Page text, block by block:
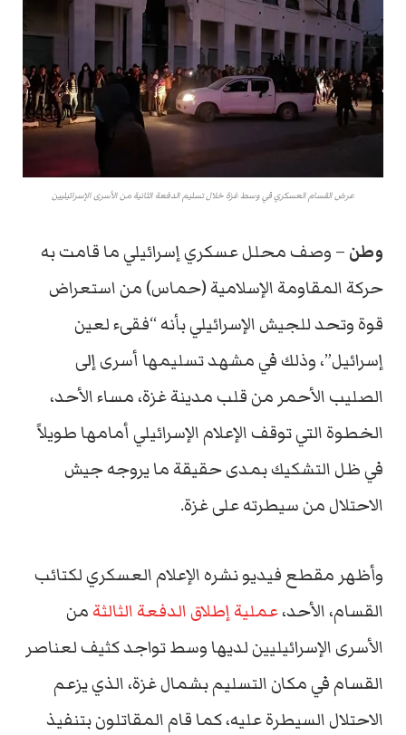
عرض القسام العسكري في وسط غزة خلال تسليم الدفعة الثانية من الأسرى الإسرائيليين
وطن – وصف محلل عسكري إسرائيلي ما قامت به
حركة المقاومة الإسلامية (حماس) من استعراض
قوة وتحد للجيش الإسرائيلي بأنه “فقىء لعين
إسرائيل”، وذلك في مشهد تسليمها أسرى إلى
الصليب الأحمر من قلب مدينة غزة، مساء الأحد،
الخطوة التي توقف الإعلام الإسرائيلي أمامها طويلاً
في ظل التشكيك بمدى حقيقة ما يروجه جيش
الاحتلال من سيطرته على غزة.
وأظهر مقطع فيديو نشره الإعلام العسكري لكتائب
القسام، الأحد،عملية إطلاق الدفعة الثالثةمن
الأسرى الإسرائيليين لديها وسط تواجد كثيف لعناصر
القسام في مكان التسليم بشمال غزة، الذي يزعم
الاحتلال السيطرة عليه، كما قام المقاتلون بتنفيذ